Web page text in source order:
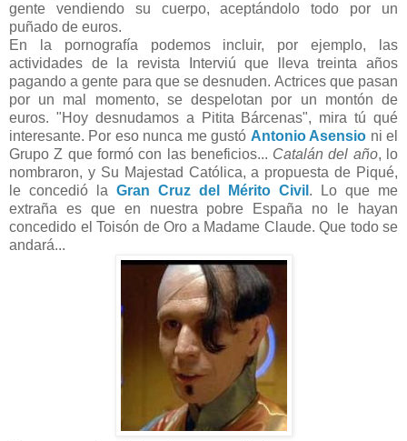
gente vendiendo su cuerpo, aceptándolo todo por un
puñado de euros.
En la pornografía podemos incluir, por ejemplo, las
actividades de la revista Interviú que lleva treinta años
pagando a gente para que se desnuden. Actrices que pasan
por un mal momento, se despelotan por un montón de
euros. "Hoy desnudamos a Pitita Bárcenas", mira tú qué
interesante. Por eso nunca me gustó Antonio Asensio ni el
Grupo Z que formó con las beneficios... Catalán del año, lo
nombraron, y Su Majestad Católica, a propuesta de Piqué,
le concedió la Gran Cruz del Mérito Civil . Lo que me
extraña es que en nuestra pobre España no le hayan
concedido el Toisón de Oro a Madame Claude. Que todo se
andará...